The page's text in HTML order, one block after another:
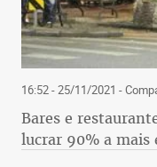
16:52 - 25/11/2021 -
Bares e
lucrar 90% a mais